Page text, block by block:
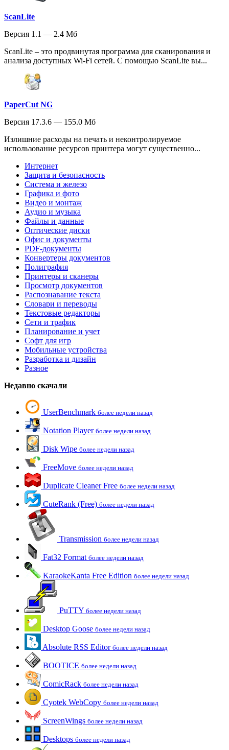
ScanLite
Версия 1.1 — 2.4 Мб
ScanLite – это продвинутая программа для сканирования и
анализа доступных Wi-Fi сетей. С помощью ScanLite вы...
PaperCut NG
Версия 17.3.6 — 155.0 Мб
Излишние расходы на печать и неконтролируемое
использование ресурсов принтера могут существенно...
Интернет
Защита и безопасность
Система и железо
Графика и фото
Видео и монтаж
Аудио и музыка
Файлы и данные
Оптические диски
Офис и документы
PDF-документы
Конвертеры документов
Полиграфия
Принтеры и сканеры
Просмотр документов
Распознавание текста
Словари и переводы
Текстовые редакторы
Сети и трафик
Планирование и учет
Софт для игр
Мобильные устройства
Разработка и дизайн
Разное
Недавно скачали
UserBenchmark более недели назад
Notation Player более недели назад
Disk Wipe более недели назад
FreeMove более недели назад
Duplicate Cleaner Free более недели назад
CuteRank (Free) более недели назад
Transmission более недели назад
Fat32 Format более недели назад
KaraokeKanta Free Edition более недели назад
PuTTY более недели назад
Desktop Goose более недели назад
Absolute RSS Editor более недели назад
BOOTICE более недели назад
ComicRack более недели назад
Cyotek WebCopy более недели назад
ScreenWings более недели назад
Desktops более недели назад